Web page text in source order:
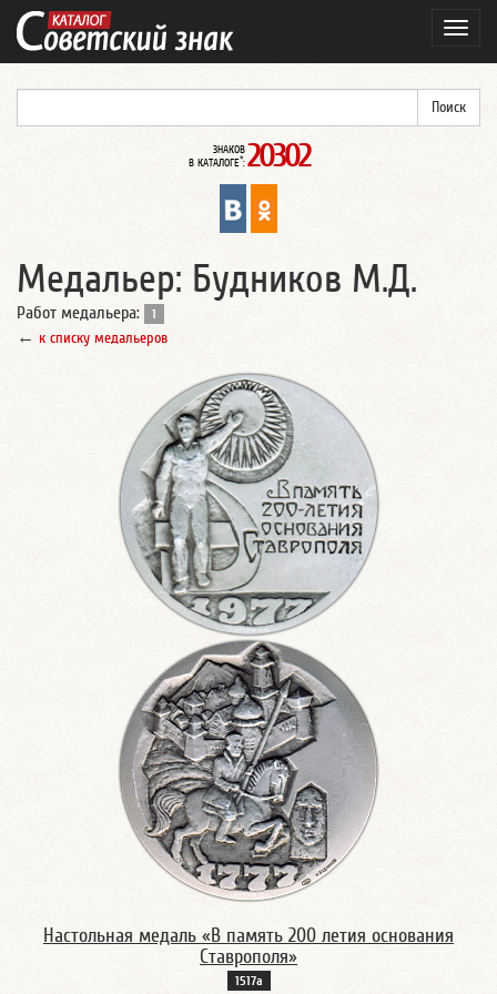
ЗНАКОВ
В КАТАЛОГЕ*: 20302
Медальер: Будников М.Д.
Работ медальера: 1
← к списку медальеров
Настольная медаль «В память 200 летия основания
Ставрополя»
1517а